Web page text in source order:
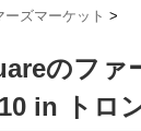
ズマーケット >
のファ
in トロ